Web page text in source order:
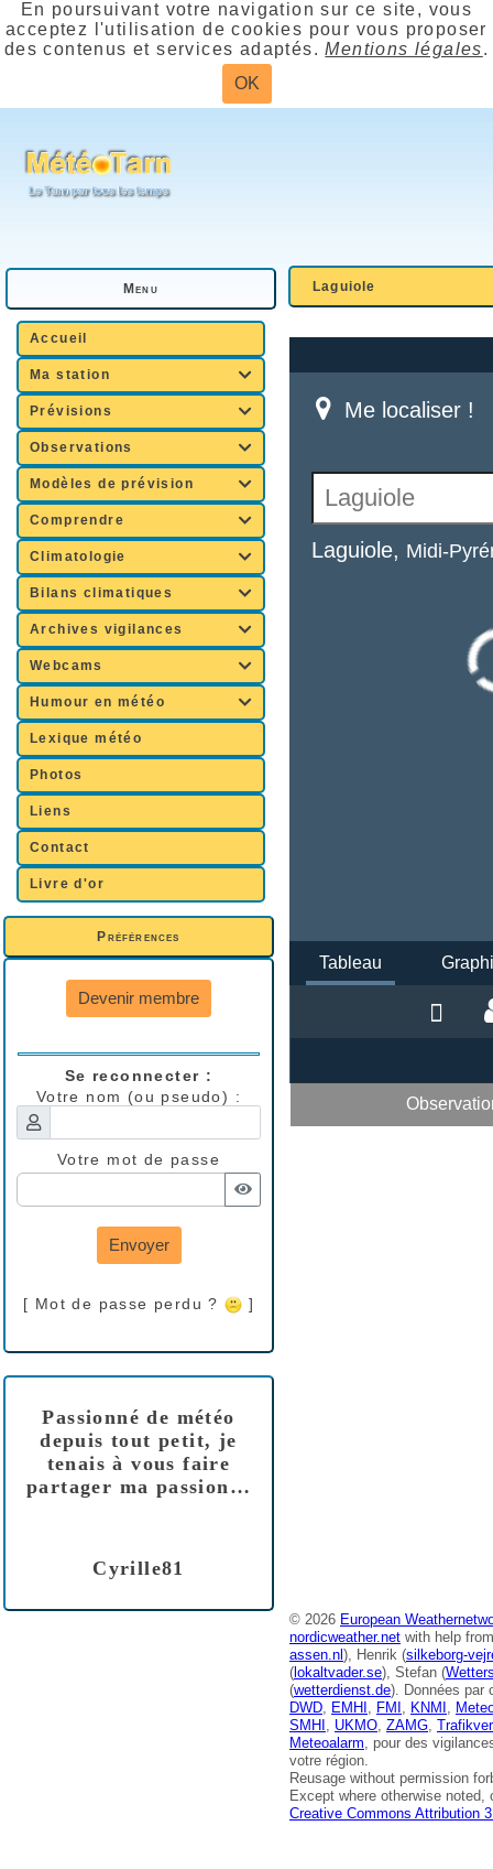
En poursuivant votre navigation sur ce site, vous
acceptez l'utilisation de cookies pour vous proposer
des contenus et services adaptés.Mentions légales.
OK
Menu
Accueil
Ma station 
Prévisions 
Observations 
Modèles de prévision 
Comprendre 
Climatologie 
Bilans climatiques 
Archives vigilances 
Webcams 
Humour en météo 
Lexique météo
Photos
Liens
Contact
Livre d'or
Préférences
Devenir membre
Se reconnecter :
Votre nom (ou pseudo) :
Votre mot de passe
Envoyer
[ Mot de passe perdu ? ]
Passionné de météo
depuis tout petit, je
tenais à vous faire
partager ma passion…
Cyrille81
Laguiole